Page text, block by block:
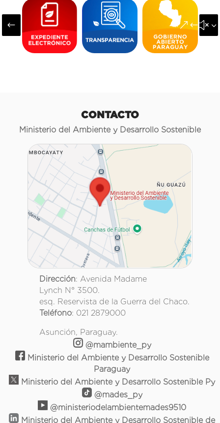
#
CONTACTO
Ministerio del Ambiente y Desarrollo Sostenible
Dirección: Avenida Madame
Lynch N° 3500.
esq. Reservista de la Guerra del Chaco.
Teléfono: 021 2879000
Asunción, Paraguay.
@mambiente_py
Ministerio del Ambiente y Desarrollo Sostenible
Paraguay
Ministerio del Ambiente y Desarrollo Sostenible Py
@mades_py
@ministeriodelambientemades9510
Ministerio del Ambiente y Desarrollo Sostenible de